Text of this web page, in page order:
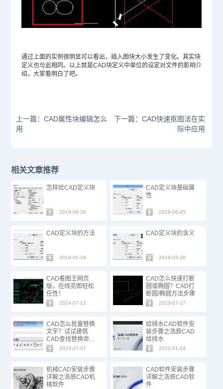
通过上面的实例很明显可以看出，插入图块大小发生了变化。其实块
定义也与此相同。以上就是CAD块定义中单位的设定对文件的影响介
绍，大家看明白了吧。
上一篇：CAD属性块编辑怎么
用
下一篇：CAD快速抠图法在实
际中应用
相关文章推荐
怎样给CAD定义块
2019-06-26
CAD定义块基础属
性
2019-06-05
CAD定义块的方法
2019-05-29
CAD定义块的含义
2019-05-28
CAD看图王网页
版，在线览图轻松
任性！
2024-07-12
CAD怎么快速打断
圆或椭圆？CAD打
断圆/椭圆方法步骤
2023-07-17
CAD怎么批量替换
文字？试试建筑
CAD查找替换命
令！
2023-07-07
给排水CAD软件安
装步骤之浩辰CAD
给排水
2022-01-24
机械CAD安装步骤
详解之浩辰CAD机
械软件
CAD软件安装步骤
详解之浩辰CAD软
件